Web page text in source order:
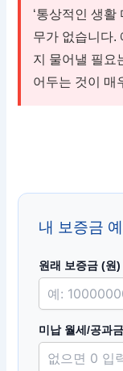
‘통상적인 생활
무가 없습니다.
지 물어낼 필요
어두는 것이 매
내 보증금
원래 보증금 (원)
미납 월세/공과